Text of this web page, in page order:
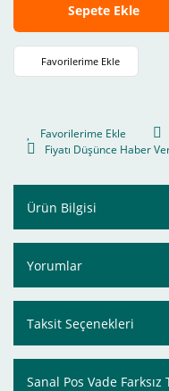
Sepete Ekle
Fiyatı Düşünce Haber
Ürün Bilgisi
Yorumlar
Taksit Seçenekleri
Sanal Pos Vade